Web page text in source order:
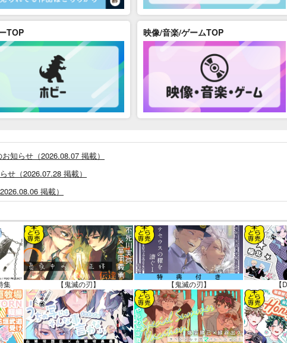
TOP 映像/音楽/ゲームTOP
知らせ（2026.08.07 掲載）
せ（2026.07.28 掲載）
掲載）
のお知らせ（2026.05.07 掲載）
い方法＆新プラン導入のお知らせ（2026.03.09 掲載）
用再開のお知らせ（2026.02.05 掲載）
頭受取サービス開始のお知らせ（2026.01.05 更新｜2025.12.30 掲載）
換キャンペーン」終了のお知らせ（2025.11.21 掲載）
新｜2025.08.01 掲載）
掲載）
集 【鬼滅の刃】 【鬼滅の刃】 【